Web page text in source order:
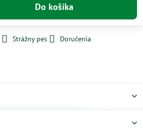
Do košíka
Strážny pes
Doručenia